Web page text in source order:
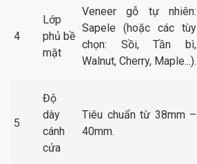
4
Lớp
phủ bề
mặt
Veneer gỗ tự nhiên:
Sapele (hoặc các tùy
chọn: Sồi, Tần bì,
Walnut, Cherry, Maple...).
5
Độ
dày
cánh
cửa
Tiêu chuẩn từ 38mm –
40mm.